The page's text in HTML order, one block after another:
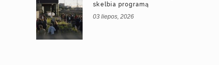
skelbia programą
03 liepos, 2026